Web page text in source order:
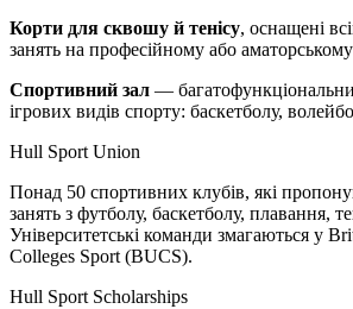
Корти для сквошу й тенісу, оснащені
занять на професійному або аматорському
Спортивний зал —
ігрових видів спорту: баскетболу,
Hull Sport Union
Понад 50 спортивних клубів, які
занять з футболу, баскетболу, плавання,
Університетські команди змагаються у
Colleges Sport (BUCS).
Hull Sport Scholarships